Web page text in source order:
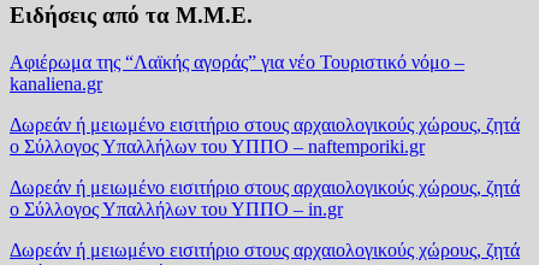
Ειδήσεις από τα Μ.Μ.Ε.
Αφιέρωμα της “Λαϊκής αγοράς” για νέο Τουριστικό νόμο –
kanaliena.gr
Δωρεάν ή μειωμένο εισιτήριο στους αρχαιολογικούς χώρους, ζητά
ο Σύλλογος Υπαλλήλων του ΥΠΠΟ – naftemporiki.gr
Δωρεάν ή μειωμένο εισιτήριο στους αρχαιολογικούς χώρους, ζητά
ο Σύλλογος Υπαλλήλων του ΥΠΠΟ – in.gr
Δωρεάν ή μειωμένο εισιτήριο στους αρχαιολογικούς χώρους, ζητά